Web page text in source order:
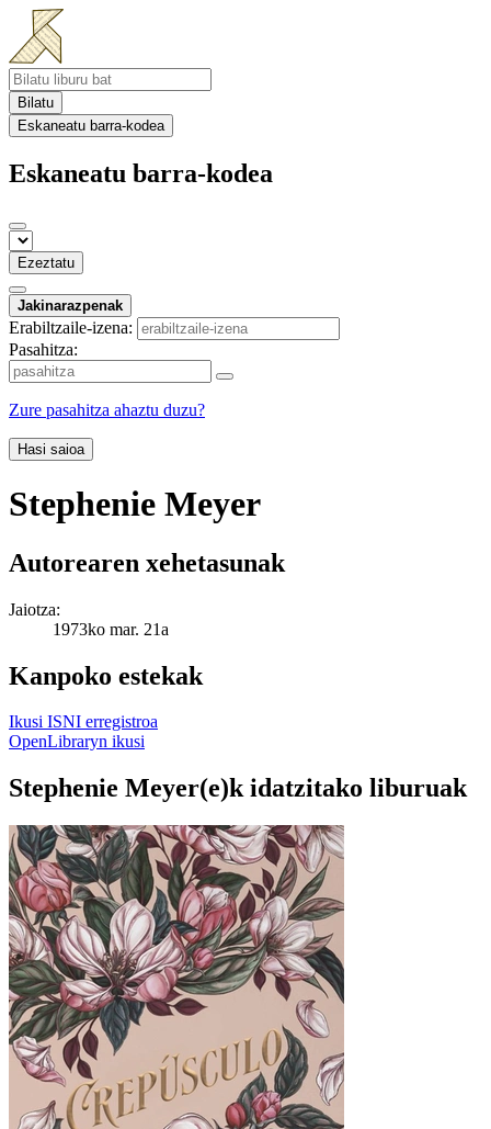
Bilatu
Eskaneatu barra-kodea
Eskaneatu barra-kodea
Ezeztatu
Jakinarazpenak
Erabiltzaile-izena:
Pasahitza:
Zure pasahitza ahaztu duzu?
Hasi saioa
Stephenie Meyer
Autorearen xehetasunak
Jaiotza:
1973ko mar. 21a
Kanpoko estekak
Ikusi ISNI erregistroa
OpenLibraryn ikusi
Stephenie Meyer(e)k idatzitako liburuak